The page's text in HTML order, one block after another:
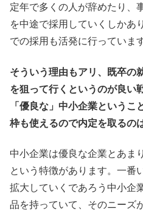
定年で多くの人が辞めたり、
を中途で採用していくしかあ
での採用も活発に行っています
そういう理由もアリ、既卒の
を狙って行くというのが良い
「優良な」中小企業という
枠も使えるので内定を取るの
中小企業は優良な企業とあま
という特徴があります。一番
拡大していくであろう中小企
品を持っていて、そのニーズ